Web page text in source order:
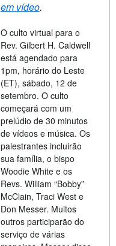
em vídeo.
O culto virtual para o
Rev. Gilbert H. Caldwell
está agendado para
1pm, horário do Leste
(ET), sábado, 12 de
setembro. O culto
começará com um
prelúdio de 30 minutos
de vídeos e música. Os
palestrantes incluirão
sua família, o bispo
Woodie White e os
Revs. William “Bobby”
McClain, Traci West e
Don Messer. Muitos
outros participarão do
serviço de várias